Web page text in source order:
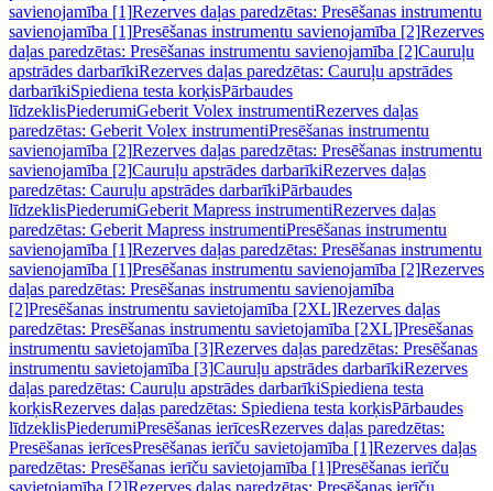
savienojamība [1]Rezerves daļas paredzētas: Presēšanas instrumentu
savienojamība [1]Presēšanas instrumentu savienojamība [2]Rezerves
daļas paredzētas: Presēšanas instrumentu savienojamība [2]Cauruļu
apstrādes darbarīkiRezerves daļas paredzētas: Cauruļu apstrādes
darbarīkiSpiediena testa korķisPārbaudes
līdzeklisPiederumiGeberit Volex instrumentiRezerves daļas
paredzētas: Geberit Volex instrumentiPresēšanas instrumentu
savienojamība [2]Rezerves daļas paredzētas: Presēšanas instrumentu
savienojamība [2]Cauruļu apstrādes darbarīkiRezerves daļas
paredzētas: Cauruļu apstrādes darbarīkiPārbaudes
līdzeklisPiederumiGeberit Mapress instrumentiRezerves daļas
paredzētas: Geberit Mapress instrumentiPresēšanas instrumentu
savienojamība [1]Rezerves daļas paredzētas: Presēšanas instrumentu
savienojamība [1]Presēšanas instrumentu savienojamība [2]Rezerves
daļas paredzētas: Presēšanas instrumentu savienojamība
[2]Presēšanas instrumentu savietojamība [2XL]Rezerves daļas
paredzētas: Presēšanas instrumentu savietojamība [2XL]Presēšanas
instrumentu savietojamība [3]Rezerves daļas paredzētas: Presēšanas
instrumentu savietojamība [3]Cauruļu apstrādes darbarīkiRezerves
daļas paredzētas: Cauruļu apstrādes darbarīkiSpiediena testa
korķisRezerves daļas paredzētas: Spiediena testa korķisPārbaudes
līdzeklisPiederumiPresēšanas ierīcesRezerves daļas paredzētas:
Presēšanas ierīcesPresēšanas ierīču savietojamība [1]Rezerves daļas
paredzētas: Presēšanas ierīču savietojamība [1]Presēšanas ierīču
savietojamība [2]Rezerves daļas paredzētas: Presēšanas ierīču